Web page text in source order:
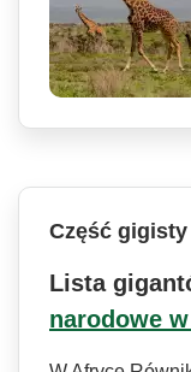
Część gigisty
Lista
narodowe